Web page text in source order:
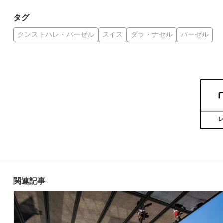
タグ
クンストハレ・バーゼル スイス ダラ・ナセル バーゼル
関連記事